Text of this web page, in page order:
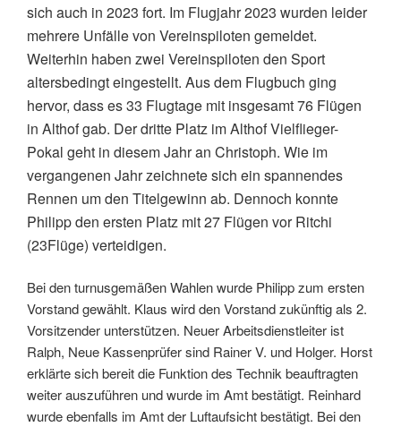
sich auch in 2023 fort. Im Flugjahr 2023 wurden leider
mehrere Unfälle von Vereinspiloten gemeldet.
Weiterhin haben zwei Vereinspiloten den Sport
altersbedingt eingestellt. Aus dem Flugbuch ging
hervor, dass es 33 Flugtage mit insgesamt 76 Flügen
in Althof gab. Der dritte Platz im Althof Vielflieger-
Pokal geht in diesem Jahr an Christoph. Wie im
vergangenen Jahr zeichnete sich ein spannendes
Rennen um den Titelgewinn ab. Dennoch konnte
Philipp den ersten Platz mit 27 Flügen vor Ritchi
(23Flüge) verteidigen.
Bei den turnusgemäßen Wahlen wurde Philipp zum ersten
Vorstand gewählt. Klaus wird den Vorstand zukünftig als 2.
Vorsitzender unterstützen. Neuer Arbeitsdienstleiter ist
Ralph, Neue Kassenprüfer sind Rainer V. und Holger. Horst
erklärte sich bereit die Funktion des Technik beauftragten
weiter auszuführen und wurde im Amt bestätigt. Reinhard
wurde ebenfalls im Amt der Luftaufsicht bestätigt. Bei den